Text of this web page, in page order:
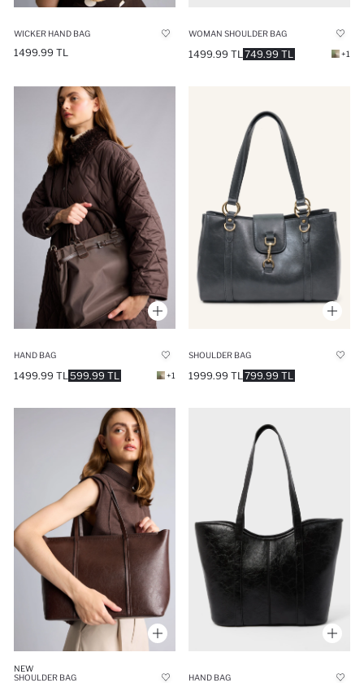
WICKER HAND BAG
1499.99 TL
WOMAN SHOULDER BAG
749.99 TL
1499.99 TL +1
HAND BAG
599.99 TL
1499.99 TL +1
SHOULDER BAG
799.99 TL
1999.99 TL
NEW
SHOULDER BAG
HAND BAG